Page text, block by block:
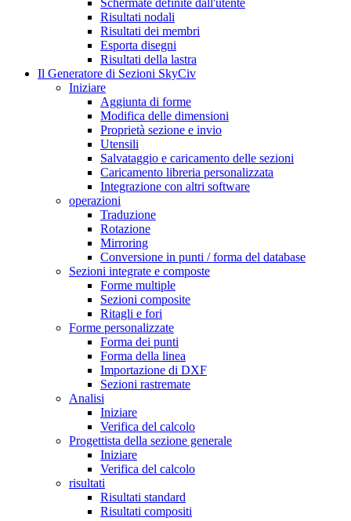
Schermate definite dall'utente
Risultati nodali
Risultati dei membri
Esporta disegni
Risultati della lastra
Il Generatore di Sezioni SkyCiv
Iniziare
Aggiunta di forme
Modifica delle dimensioni
Proprietà sezione e invio
Utensili
Salvataggio e caricamento delle sezioni
Caricamento libreria personalizzata
Integrazione con altri software
operazioni
Traduzione
Rotazione
Mirroring
Conversione in punti / forma del database
Sezioni integrate e composte
Forme multiple
Sezioni composite
Ritagli e fori
Forme personalizzate
Forma dei punti
Forma della linea
Importazione di DXF
Sezioni rastremate
Analisi
Iniziare
Verifica del calcolo
Progettista della sezione generale
Iniziare
Verifica del calcolo
risultati
Risultati standard
Risultati compositi